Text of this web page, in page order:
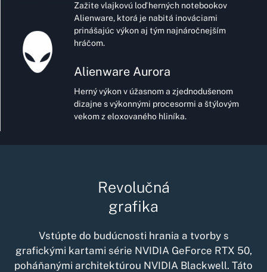
Zažite vlajkovú loď herných notebookov
Alienware, ktorá je nabitá inováciami
prinášajúc výkon aj tým najnáročnejším
hráčom.
Alienware Aurora
Herný výkon v úžasnom a zjednodušenom
dizajne s výkonnými procesormi a štýlovým
vekom z eloxovaného hliníka.
Revolučná
grafika
Vstúpte do budúcnosti hrania a tvorby s
grafickými kartami série NVIDIA GeForce RTX 50,
poháňanými architektúrou NVIDIA Blackwell. Táto